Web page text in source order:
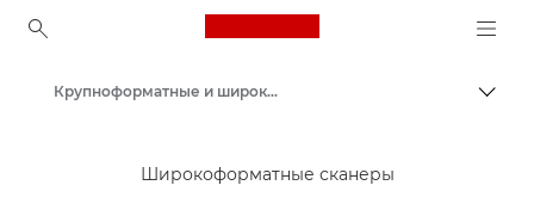
Canon Logo, back to
Решения и услуги
Крупноформатные и широкоформатные сканеры
Широкоформатные сканеры